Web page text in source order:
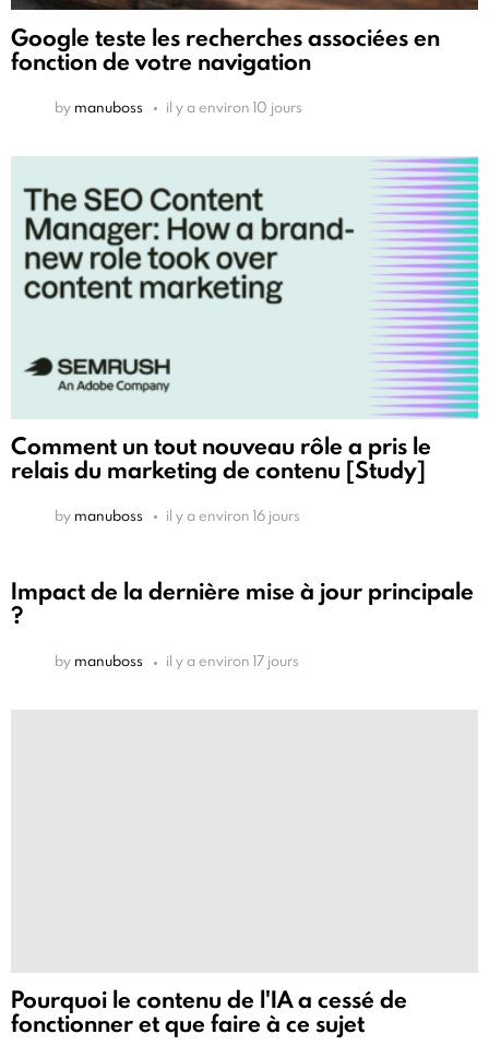
Google teste les recherches associées en
fonction de votre navigation
by manuboss il y a environ 10 jours
Comment un tout nouveau rôle a pris le
relais du marketing de contenu [Study]
by manuboss il y a environ 16 jours
Impact de la dernière mise à jour principale
?
by manuboss il y a environ 17 jours
Pourquoi le contenu de l'IA a cessé de
fonctionner et que faire à ce sujet